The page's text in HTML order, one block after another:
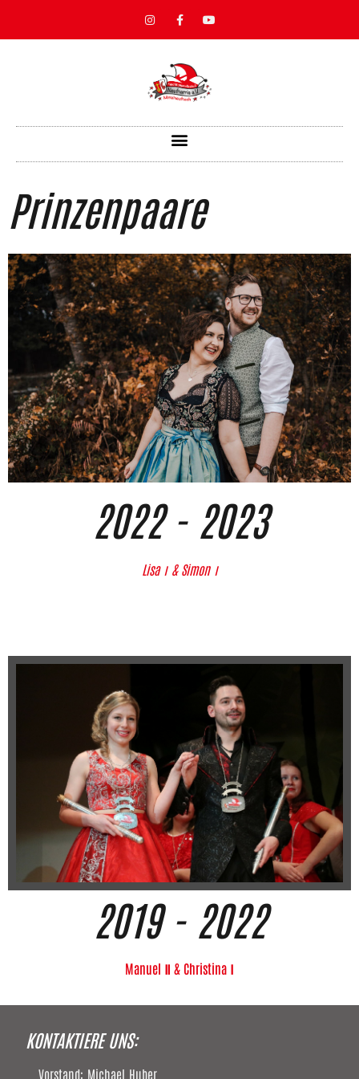
Prinzenpaare
2022 - 2023
Lisa Ⅰ & Simon Ⅰ
2019 - 2022
Manuel Ⅱ & Christina Ⅰ
KONTAKTIERE UNS:
Vorstand: Michael Huber